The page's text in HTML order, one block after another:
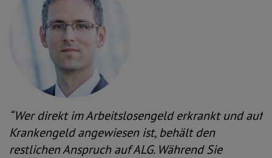
“Wer direkt im Arbeitslosengeld erkrankt und auf
Krankengeld angewiesen ist, behält den
restlichen Anspruch auf ALG. Während Sie